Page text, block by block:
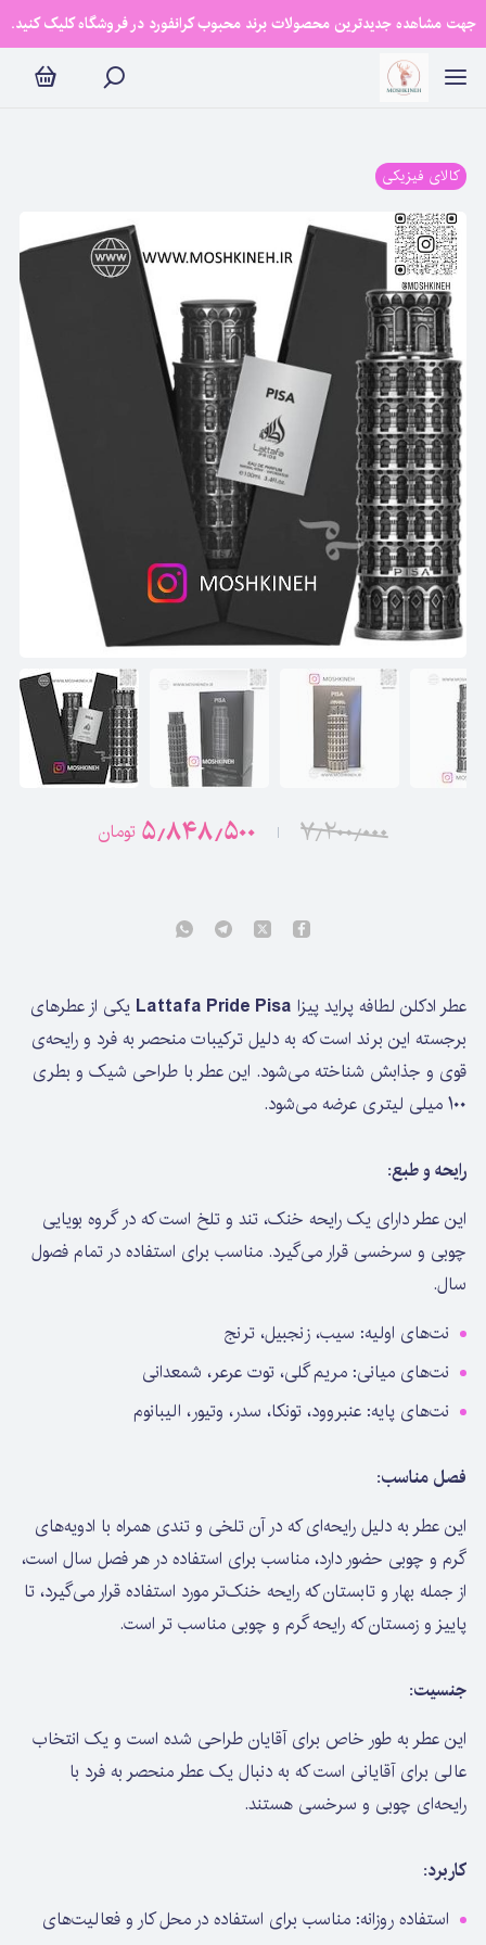
جهت مشاهده جدیدترین محصولات برند محبوب کرانفورد در فروشگاه کلیک کنید.
کالای فیزیکی
۷٫۲۰۰٫۰۰۰ ۵٫۸۴۸٫۵۰۰ تومان
عطر ادکلن لطافه پراید پیزا Lattafa Pride Pisa یکی از عطرهای
برجسته این برند است که به دلیل ترکیبات منحصر به فرد و رایحه‌ی
قوی و جذابش شناخته می‌شود. این عطر با طراحی شیک و بطری
100 میلی لیتری عرضه می‌شود.
رایحه و طبع:
این عطر دارای یک رایحه خنک، تند و تلخ است که در گروه بویایی
چوبی و سرخسی قرار می‌گیرد. مناسب برای استفاده در تمام فصول
سال.
نت‌های اولیه: سیب، زنجبیل، ترنج
نت‌های میانی: مریم گلی، توت عرعر، شمعدانی
نت‌های پایه: عنبروود، تونکا، سدر، وتیور، الیبانوم
فصل مناسب:
این عطر به دلیل رایحه‌ای که در آن تلخی و تندی همراه با ادویه‌های
گرم و چوبی حضور دارد، مناسب برای استفاده در هر فصل سال است،
از جمله بهار و تابستان که رایحه خنک‌تر مورد استفاده قرار می‌گیرد، تا
پاییز و زمستان که رایحه گرم و چوبی مناسب تر است.
جنسیت:
این عطر به طور خاص برای آقایان طراحی شده است و یک انتخاب
عالی برای آقایانی است که به دنبال یک عطر منحصر به فرد با
رایحه‌ای چوبی و سرخسی هستند.
کاربرد:
استفاده روزانه: مناسب برای استفاده در محل کار و فعالیت‌های